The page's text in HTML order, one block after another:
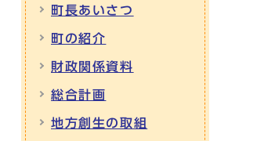
町長あいさつ
町の紹介
財政関係資料
総合計画
地方創生の取組